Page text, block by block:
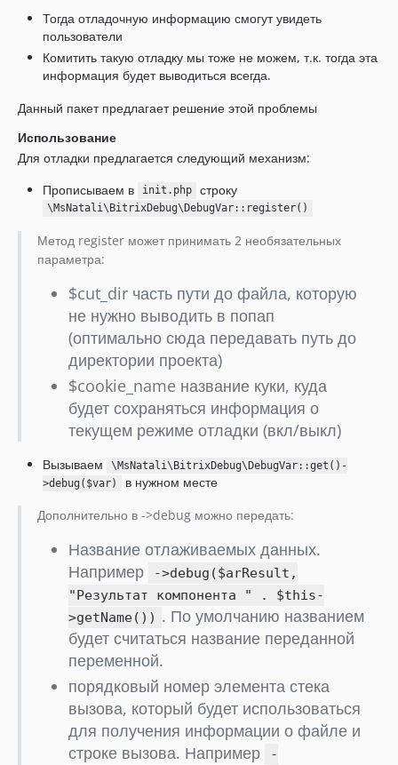
Тогда отладочную информацию смогут увидеть
пользователи
Комитить такую отладку мы тоже не можем, т.к. тогда эта
информация будет выводиться всегда.
Данный пакет предлагает решение этой проблемы
Использование
Для отладки предлагается следующий механизм:
Прописываем в
init.php строку
\MsNatali\BitrixDebug\DebugVar::register()
Метод register может принимать 2 необязательных
параметра:
$cut_dir часть пути до файла, которую
не нужно выводить в попап
(оптимально сюда передавать путь до
директории проекта)
$cookie_name название куки, куда
будет сохраняться информация о
текущем режиме отладки (вкл/выкл)
Вызываем
\MsNatali\BitrixDebug\DebugVar::get()-
>debug($var)
в нужном месте
Дополнительно в ->debug можно передать:
Название отлаживаемых данных.
Например
->debug($arResult,
"Результат компонента " . $this-
>getName()) . По умолчанию названием
будет считаться название переданной
переменной.
порядковый номер элемента стека
вызова, который будет использоваться
для получения информации о файле и
строке вызова. Например
-